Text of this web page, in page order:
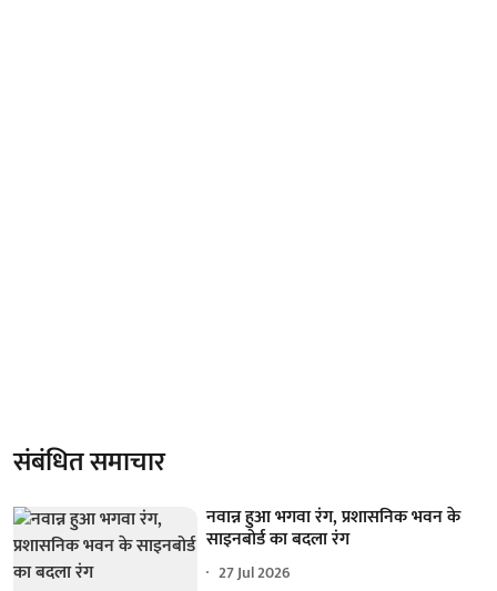
संबंधित समाचार
नवान्न हुआ भगवा रंग, प्रशासनिक भवन के
साइनबोर्ड का बदला रंग
27 Jul 2026